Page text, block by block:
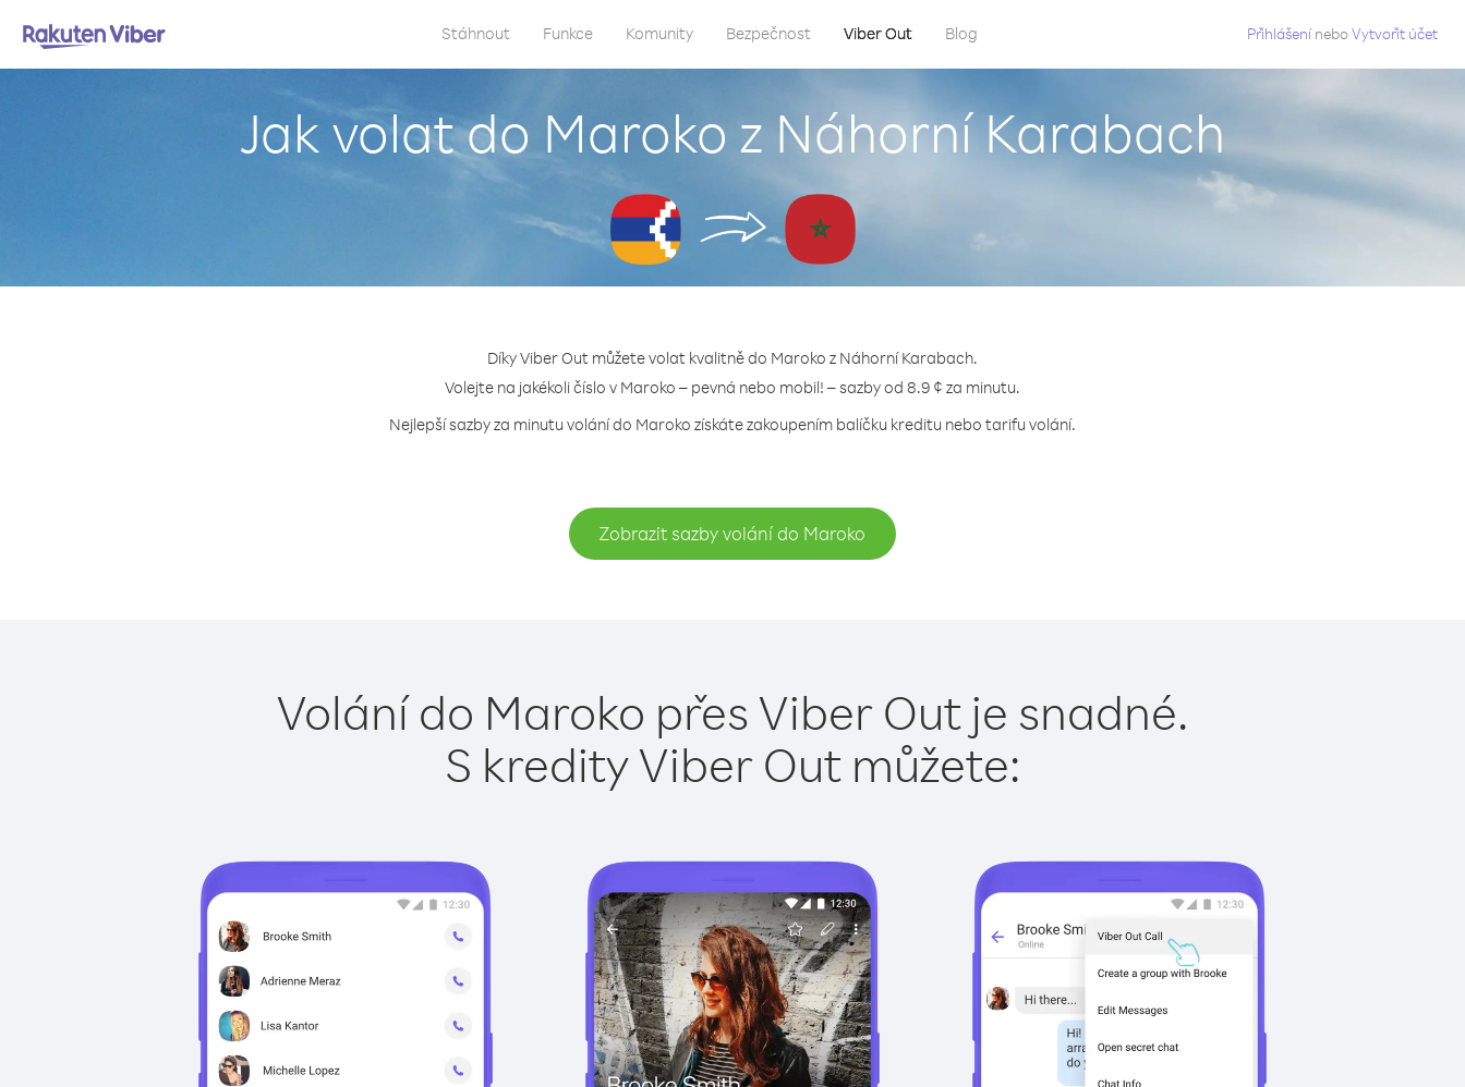
Stáhnout Funkce Komunity Bezpečnost Viber Out Blog Přihlášení neboVytvořit účet
Jak volat do Maroko z Náhorní Karabach
Díky Viber Out můžete volat kvalitně do Maroko z Náhorní Karabach.
Volejte na jakékoli číslo v Maroko – pevná nebo mobil! – sazby od 8.9 ¢ za minutu.
Nejlepší sazby za minutu volání do Maroko získáte zakoupením balíčku kreditu nebo tarifu volání.
Zobrazit sazby volání do Maroko
Volání do Maroko přes Viber Out je snadné.
S kredity Viber Out můžete: